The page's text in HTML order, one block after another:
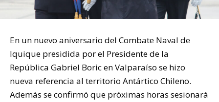
En un nuevo aniversario del Combate Naval de
Iquique presidida por el Presidente de la
República Gabriel Boric en Valparaíso se hizo
nueva referencia al territorio Antártico Chileno.
Además se confirmó que próximas horas sesionará